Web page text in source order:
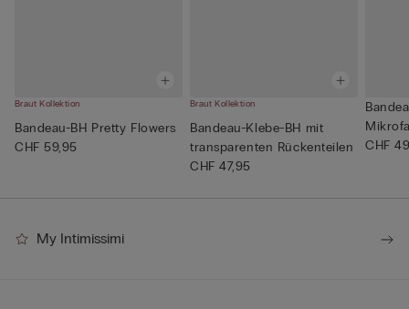
Braut Kollektion
Bandeau-BH Pretty Flowers
CHF 59,95
Braut Kollektion
Bandeau-Klebe-BH mit
transparenten Rückenteilen
CHF 47,95
CHF
My Intimissimi